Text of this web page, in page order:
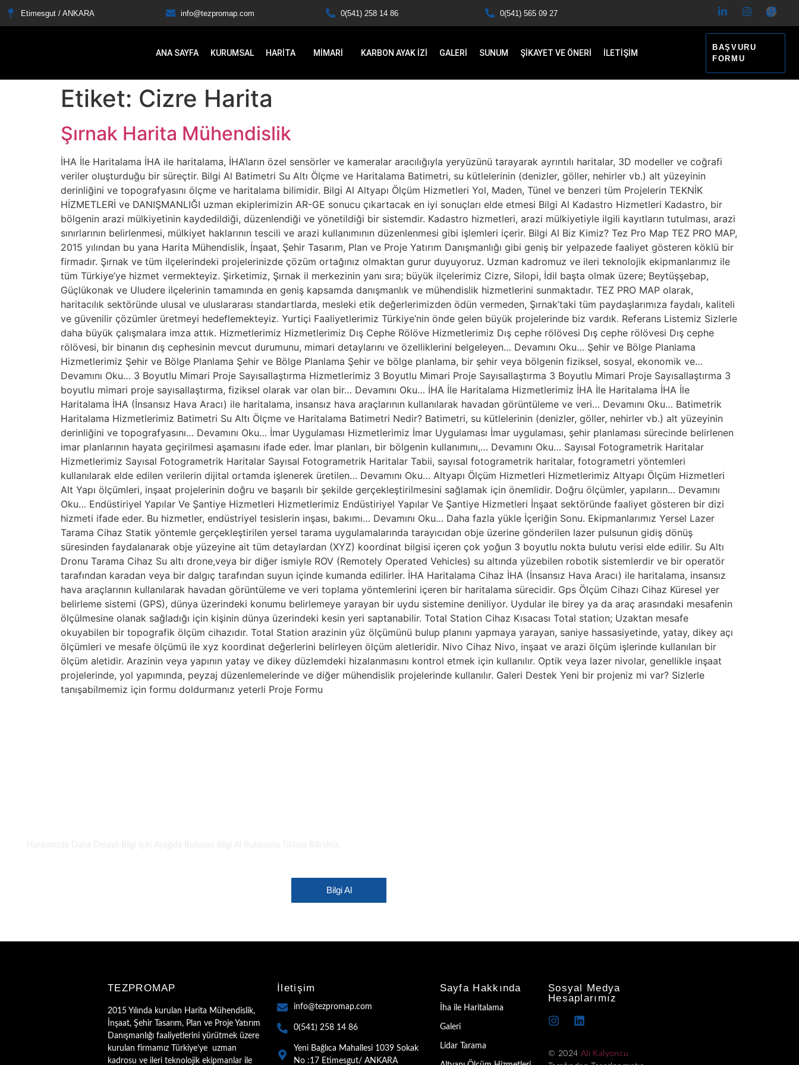
Etimesgut / ANKARA info@tezpromap.com 0(541) 258 14 86 0(541) 565 09 27
ANA SAYFA KURUMSAL HARİTA MİMARİ KARBON AYAK İZİ GALERİ SUNUM ŞİKAYET VE ÖNERİ İLETİŞİM
BAŞVURU
FORMU
Etiket: Cizre Harita
Şırnak Harita Mühendislik
İHA İle Haritalama İHA ile haritalama, İHA’ların özel sensörler ve kameralar aracılığıyla yeryüzünü tarayarak ayrıntılı haritalar, 3D modeller ve coğrafi
veriler oluşturduğu bir süreçtir. Bilgi Al Batimetri Su Altı Ölçme ve Haritalama Batimetri, su kütlelerinin (denizler, göller, nehirler vb.) alt yüzeyinin
derinliğini ve topografyasını ölçme ve haritalama bilimidir. Bilgi Al Altyapı Ölçüm Hizmetleri Yol, Maden, Tünel ve benzeri tüm Projelerin TEKNİK
HİZMETLERİ ve DANIŞMANLIĞI uzman ekiplerimizin AR-GE sonucu çıkartacak en iyi sonuçları elde etmesi Bilgi Al Kadastro Hizmetleri Kadastro, bir
bölgenin arazi mülkiyetinin kaydedildiği, düzenlendiği ve yönetildiği bir sistemdir. Kadastro hizmetleri, arazi mülkiyetiyle ilgili kayıtların tutulması, arazi
sınırlarının belirlenmesi, mülkiyet haklarının tescili ve arazi kullanımının düzenlenmesi gibi işlemleri içerir. Bilgi Al Biz Kimiz? Tez Pro Map TEZ PRO MAP,
2015 yılından bu yana Harita Mühendislik, İnşaat, Şehir Tasarım, Plan ve Proje Yatırım Danışmanlığı gibi geniş bir yelpazede faaliyet gösteren köklü bir
firmadır. Şırnak ve tüm ilçelerindeki projelerinizde çözüm ortağınız olmaktan gurur duyuyoruz. Uzman kadromuz ve ileri teknolojik ekipmanlarımız ile
tüm Türkiye’ye hizmet vermekteyiz. Şirketimiz, Şırnak il merkezinin yanı sıra; büyük ilçelerimiz Cizre, Silopi, İdil başta olmak üzere; Beytüşşebap,
Güçlükonak ve Uludere ilçelerinin tamamında en geniş kapsamda danışmanlık ve mühendislik hizmetlerini sunmaktadır. TEZ PRO MAP olarak,
haritacılık sektöründe ulusal ve uluslararası standartlarda, mesleki etik değerlerimizden ödün vermeden, Şırnak’taki tüm paydaşlarımıza faydalı, kaliteli
ve güvenilir çözümler üretmeyi hedeflemekteyiz. Yurtiçi Faaliyetlerimiz Türkiye’nin önde gelen büyük projelerinde biz vardık. Referans Listemiz Sizlerle
daha büyük çalışmalara imza attık. Hizmetlerimiz Hizmetlerimiz Dış Cephe Rölöve Hizmetlerimiz Dış cephe rölövesi Dış cephe rölövesi Dış cephe
rölövesi, bir binanın dış cephesinin mevcut durumunu, mimari detaylarını ve özelliklerini belgeleyen… Devamını Oku… Şehir ve Bölge Planlama
Hizmetlerimiz Şehir ve Bölge Planlama Şehir ve Bölge Planlama Şehir ve bölge planlama, bir şehir veya bölgenin fiziksel, sosyal, ekonomik ve…
Devamını Oku… 3 Boyutlu Mimari Proje Sayısallaştırma Hizmetlerimiz 3 Boyutlu Mimari Proje Sayısallaştırma 3 Boyutlu Mimari Proje Sayısallaştırma 3
boyutlu mimari proje sayısallaştırma, fiziksel olarak var olan bir… Devamını Oku… İHA İle Haritalama Hizmetlerimiz İHA İle Haritalama İHA İle
Haritalama İHA (İnsansız Hava Aracı) ile haritalama, insansız hava araçlarının kullanılarak havadan görüntüleme ve veri… Devamını Oku… Batimetrik
Haritalama Hizmetlerimiz Batimetri Su Altı Ölçme ve Haritalama Batimetri Nedir? Batimetri, su kütlelerinin (denizler, göller, nehirler vb.) alt yüzeyinin
derinliğini ve topografyasını… Devamını Oku… İmar Uygulaması Hizmetlerimiz İmar Uygulaması İmar uygulaması, şehir planlaması sürecinde belirlenen
imar planlarının hayata geçirilmesi aşamasını ifade eder. İmar planları, bir bölgenin kullanımını,… Devamını Oku… Sayısal Fotogrametrik Haritalar
Hizmetlerimiz Sayısal Fotogrametrik Haritalar Sayısal Fotogrametrik Haritalar Tabii, sayısal fotogrametrik haritalar, fotogrametri yöntemleri
kullanılarak elde edilen verilerin dijital ortamda işlenerek üretilen… Devamını Oku… Altyapı Ölçüm Hizmetleri Hizmetlerimiz Altyapı Ölçüm Hizmetleri
Alt Yapı ölçümleri, inşaat projelerinin doğru ve başarılı bir şekilde gerçekleştirilmesini sağlamak için önemlidir. Doğru ölçümler, yapıların… Devamını
Oku… Endüstiriyel Yapılar Ve Şantiye Hizmetleri Hizmetlerimiz Endüstiriyel Yapılar Ve Şantiye Hizmetleri İnşaat sektöründe faaliyet gösteren bir dizi
hizmeti ifade eder. Bu hizmetler, endüstriyel tesislerin inşası, bakımı… Devamını Oku… Daha fazla yükle İçeriğin Sonu. Ekipmanlarımız Yersel Lazer
Tarama Cihaz Statik yöntemle gerçekleştirilen yersel tarama uygulamalarında tarayıcıdan obje üzerine gönderilen lazer pulsunun gidiş dönüş
süresinden faydalanarak obje yüzeyine ait tüm detaylardan (XYZ) koordinat bilgisi içeren çok yoğun 3 boyutlu nokta bulutu verisi elde edilir. Su Altı
Dronu Tarama Cihaz Su altı drone,veya bir diğer ismiyle ROV (Remotely Operated Vehicles) su altında yüzebilen robotik sistemlerdir ve bir operatör
tarafından karadan veya bir dalgıç tarafından suyun içinde kumanda edilirler. İHA Haritalama Cihaz İHA (İnsansız Hava Aracı) ile haritalama, insansız
hava araçlarının kullanılarak havadan görüntüleme ve veri toplama yöntemlerini içeren bir haritalama sürecidir. Gps Ölçüm Cihazı Cihaz Küresel yer
belirleme sistemi (GPS), dünya üzerindeki konumu belirlemeye yarayan bir uydu sistemine deniliyor. Uydular ile birey ya da araç arasındaki mesafenin
ölçülmesine olanak sağladığı için kişinin dünya üzerindeki kesin yeri saptanabilir. Total Station Cihaz Kısacası Total station; Uzaktan mesafe
okuyabilen bir topografik ölçüm cihazıdır. Total Station arazinin yüz ölçümünü bulup planını yapmaya yarayan, saniye hassasiyetinde, yatay, dikey açı
ölçümleri ve mesafe ölçümü ile xyz koordinat değerlerini belirleyen ölçüm aletleridir. Nivo Cihaz Nivo, inşaat ve arazi ölçüm işlerinde kullanılan bir
ölçüm aletidir. Arazinin veya yapının yatay ve dikey düzlemdeki hizalanmasını kontrol etmek için kullanılır. Optik veya lazer nivolar, genellikle inşaat
projelerinde, yol yapımında, peyzaj düzenlemelerinde ve diğer mühendislik projelerinde kullanılır. Galeri Destek Yeni bir projeniz mi var? Sizlerle
tanışabilmemiz için formu doldurmanız yeterli Proje Formu
Bilgi Al
TEZPROMAP
2015 Yılında kurulan Harita Mühendislik,
İnşaat, Şehir Tasarım, Plan ve Proje Yatırım
Danışmanlığı faaliyetlerini yürütmek üzere
kurulan firmamız Türkiye’ye uzman
kadrosu ve ileri teknolojik ekipmanlar ile
İletişim
info@tezpromap.com
0(541) 258 14 86
Yeni Bağlıca Mahallesi 1039 Sokak
No :17 Etimesgut/ ANKARA
Sayfa Hakkında
İha ile Haritalama
Galeri
Lidar Tarama
Sosyal Medya
Hesaplarımız
© 2024 Ali Kalyoncu